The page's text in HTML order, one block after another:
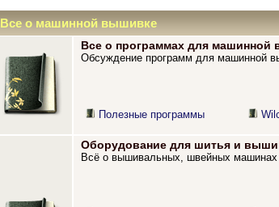
Все о машинной вышивке
Все о программах для машинной
Обсуждение программ для машинной
Полезные программы
Оборудование для шитья и
Всё о вышивальных, швейных машинах